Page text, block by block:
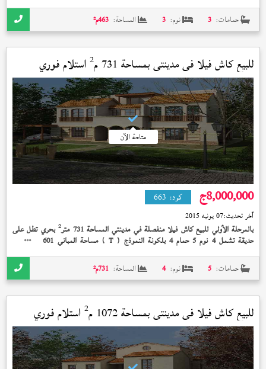
حمامات: 3 نوم: 3 المساحة: 463م²
للبيع كاش فيلا فيمدينتيبمساحة 731 م 2 استلام فوري
متاحة الآن
8,000,000ج كود: 663
آخر تحديث:07 يونيه 2015
بالمرحلة الأولي للبيع كاش فيلا منفصلة في مدينتي المساحة 731 متر 2بحري تطل على
حديقة تشمل 4 نوم 5 حمام 4 بلكونة النموذج ( T) مساحة المباني 601 متر 2بدون
حمامات: 5 نوم: 4 المساحة: 731م²
للبيع كاش فيلا فيمدينتيبمساحة 1072 م 2 استلام فوري